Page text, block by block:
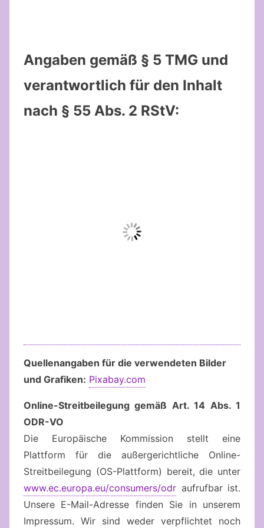
Angaben gemäß § 5 TMG und
verantwortlich für den Inhalt
nach § 55 Abs. 2 RStV:
Quellenangaben für die verwendeten Bilder
und Grafiken: Pixabay.com
Online-Streitbeilegung gemäß Art. 14 Abs. 1
ODR-VO
Die Europäische Kommission stellt eine
Plattform für die außergerichtliche Online-
Streitbeilegung (OS-Plattform) bereit, die unter
www.ec.europa.eu/consumers/odr aufrufbar ist.
Unsere E-Mail-Adresse finden Sie in unserem
Impressum. Wir sind weder verpflichtet noch